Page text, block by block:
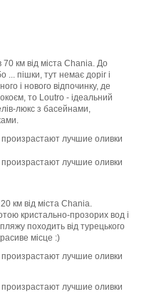
км від міста Chania. До
пішки, тут немає доріг і
і нового відпочинку, де
то Loutro - ідеальний
люкс з басейнами,
км від міста Chania.
кристально-прозорих вод і
походить від турецького
місце :)